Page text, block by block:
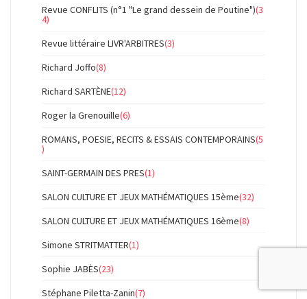
Revue CONFLITS (n°1 "Le grand dessein de Poutine")(3
4)
Revue littéraire LIVR'ARBITRES(3)
Richard Joffo(8)
Richard SARTÈNE(12)
Roger la Grenouille(6)
ROMANS, POESIE, RECITS & ESSAIS CONTEMPORAINS(5
)
SAINT-GERMAIN DES PRES(1)
SALON CULTURE ET JEUX MATHÉMATIQUES 15ème(32)
SALON CULTURE ET JEUX MATHÉMATIQUES 16ème(8)
Simone STRITMATTER(1)
Sophie JABÈS(23)
Stéphane Piletta-Zanin(7)